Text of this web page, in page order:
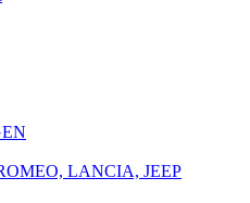
LANCIA, JEEP